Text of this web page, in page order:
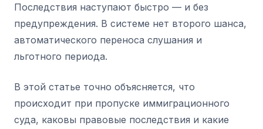
Последствия наступают быстро — и без
предупреждения. В системе нет второго шанса,
автоматического переноса слушания и
льготного периода.
В этой статье точно объясняется, что
происходит при пропуске иммиграционного
суда, каковы правовые последствия и какие